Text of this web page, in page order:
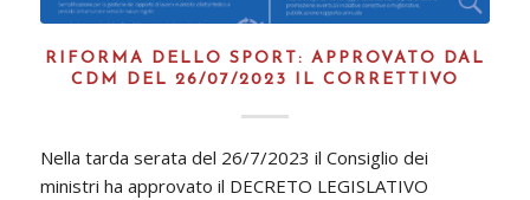
RIFORMA DELLO SPORT: APPROVATO DAL
CDM DEL 26/07/2023 IL CORRETTIVO
Nella tarda serata del 26/7/2023 il Consiglio dei
ministri ha approvato il DECRETO LEGISLATIVO